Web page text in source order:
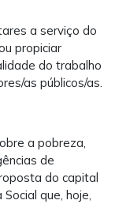
a serviço do
propiciar
do trabalho
as públicos/as.
a pobreza,
de
do capital
que, hoje,